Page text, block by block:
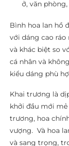
ở, văn
Bình hoa lan hồ
với dáng cao
và khác biệt so
cá nhân và
kiểu dáng phù
Khai trương là
khởi đầu mới mẻ
trương, hoa
vượng. Và hoa
và sang trọng,